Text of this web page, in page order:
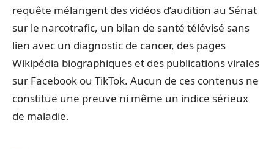
requête mélangent des vidéos d’audition au Sénat
sur le narcotrafic, un bilan de santé télévisé sans
lien avec un diagnostic de cancer, des pages
Wikipédia biographiques et des publications virales
sur Facebook ou TikTok. Aucun de ces contenus ne
constitue une preuve ni même un indice sérieux
de maladie.